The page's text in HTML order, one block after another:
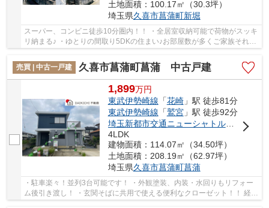
土地面積：100.17㎡（30.3坪）
埼玉県久喜市菖蒲町新堀
スーパー、コンビニ徒歩10分圏内！！ ・全居室収納可能で荷物がスッキ
リ納まる♪ ・ゆとりの間取り5DKの住まい♪お部屋数が多くご家族それぞ
れの空間を確保！ いつでもお気軽にお声が...
売買 | 中古一戸建
久喜市菖蒲町菖蒲 中古戸建
1,899万円
東武伊勢崎線 「花崎」駅 徒歩81分
東武伊勢崎線 「鷲宮」駅 徒歩92分
埼玉新都市交通ニューシャトル
「 内宿
4LDK
建物面積：114.07㎡（34.50坪）
土地面積：208.19㎡（62.97坪）
埼玉県久喜市菖蒲町菖蒲
・駐車楽々！並列3台可能です！ ・外観塗装、内装・水回りもリフォー
ム後引き渡し！ ・玄関そばに共用で使える便利なクローゼット！！ 経験
豊富なキャリアのあるスタッフが物件資料を...